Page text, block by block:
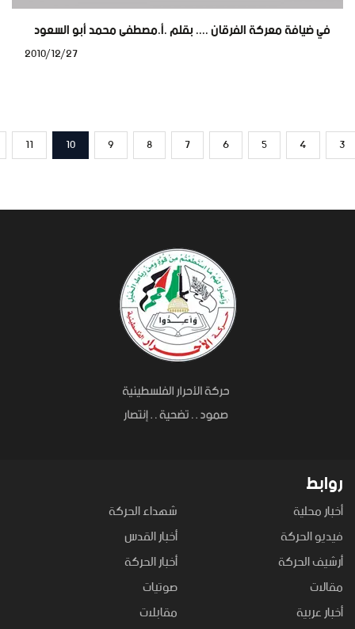
في ضيافة معركة الفرقان .... بقلم .أ.مصطفى محمد أبو السعود
3
4
5
6
7
8
9
10
11
روابط
أخبار محلية
شهداء الحركة
فيديو الحركة
أخبار القدس
أرشيف الحركة
أخبار الحركة
مقالات
صوتيات
أخبار عربية
مقابلات